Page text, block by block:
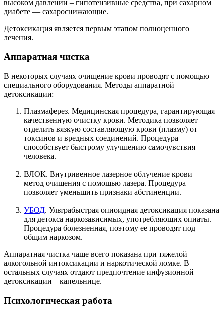
высоком давлении – гипотензивные средства, при сахарном
диабете — сахароснижающие.
Детоксикация является первым этапом полноценного
лечения.
Аппаратная чистка
В некоторых случаях очищение крови проводят с помощью
специального оборудования. Методы аппаратной
детоксикации:
Плазмаферез. Медицинская процедура, гарантирующая
качественную очистку крови. Методика позволяет
отделить вязкую составляющую крови (плазму) от
токсинов и вредных соединений. Процедура
способствует быстрому улучшению самочувствия
человека.
ВЛОК. Внутривенное лазерное облучение крови —
метод очищения с помощью лазера. Процедура
позволяет уменьшить признаки абстиненции.
УБОД. Ультрабыстрая опиоидная детоксикация показана
для детокса наркозависимых, употребляющих опиаты.
Процедура болезненная, поэтому ее проводят под
общим наркозом.
Аппаратная чистка чаще всего показана при тяжелой
алкогольной интоксикации и наркотической ломке. В
остальных случаях отдают предпочтение инфузионной
детоксикации – капельнице.
Психологическая работа